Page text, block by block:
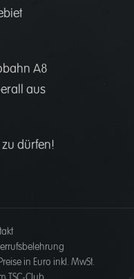
A8
aus
dürfen!
in Euro inkl. MwSt.